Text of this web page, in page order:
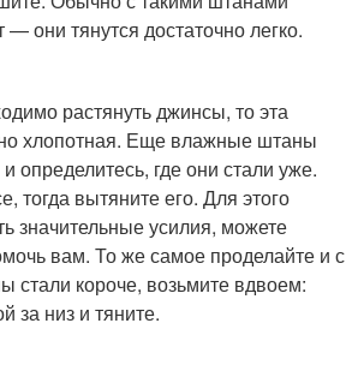
они тянутся достаточно легко.
растянуть джинсы, то эта
хлопотная. Еще влажные штаны
определитесь, где они стали уже.
тогда вытяните его. Для этого
значительные усилия, можете
вам. То же самое проделайте и с
стали короче, возьмите вдвоем:
за низ и тяните.